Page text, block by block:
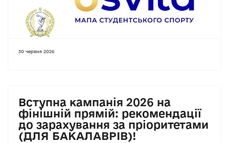
30 червня 2026
Вступна кампанія 2026 на
фінішній прямій: рекомендації
до зарахування за пріоритетами
(ДЛЯ БАКАЛАВРІВ)!